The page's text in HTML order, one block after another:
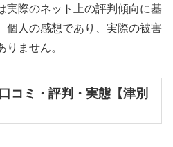
際のネット上の評判傾向に基
個人の感想であり、実際の被害
ません。
コミ・評判・実態【津別